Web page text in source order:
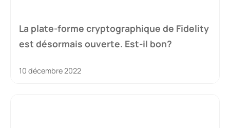
La plate-forme cryptographique de Fidelity
est désormais ouverte. Est-il bon?
10 décembre 2022